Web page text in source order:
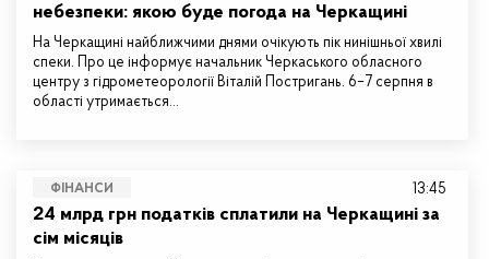
небезпеки: якою буде погода на Черкащині
На Черкащині найближчими днями очікують пік нинішньої хвилі
спеки. Про це інформує начальник Черкаського обласного
центру з гідрометеорології Віталій Постригань. 6–7 серпня в
області утримається…
ФІНАНСИ
24 млрд грн податків сплатили на Черкащині за
сім місяців
13:45